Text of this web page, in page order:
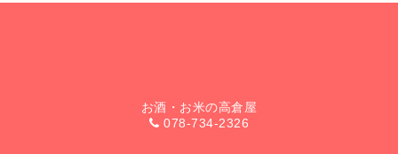
お酒・お米の高倉屋
078-734-2326